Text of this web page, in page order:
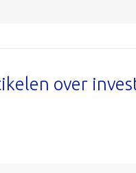
over